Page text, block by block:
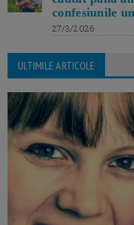
confesiunile
27/3/2026
ULTIMILE ARTICOLE